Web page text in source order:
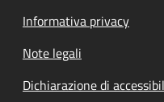
Informativa privacy
Note legali
Dichiarazione di